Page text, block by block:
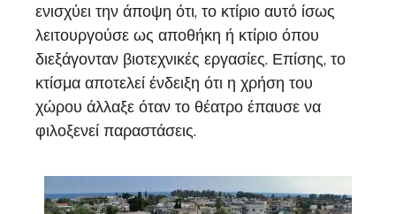
ενισχύει την άποψη ότι, το κτίριο αυτό ίσως
λειτουργούσε ως αποθήκη ή κτίριο όπου
διεξάγονταν βιοτεχνικές εργασίες. Επίσης, το
κτίσμα αποτελεί ένδειξη ότι η χρήση του
χώρου άλλαξε όταν το θέατρο έπαυσε να
φιλοξενεί παραστάσεις.